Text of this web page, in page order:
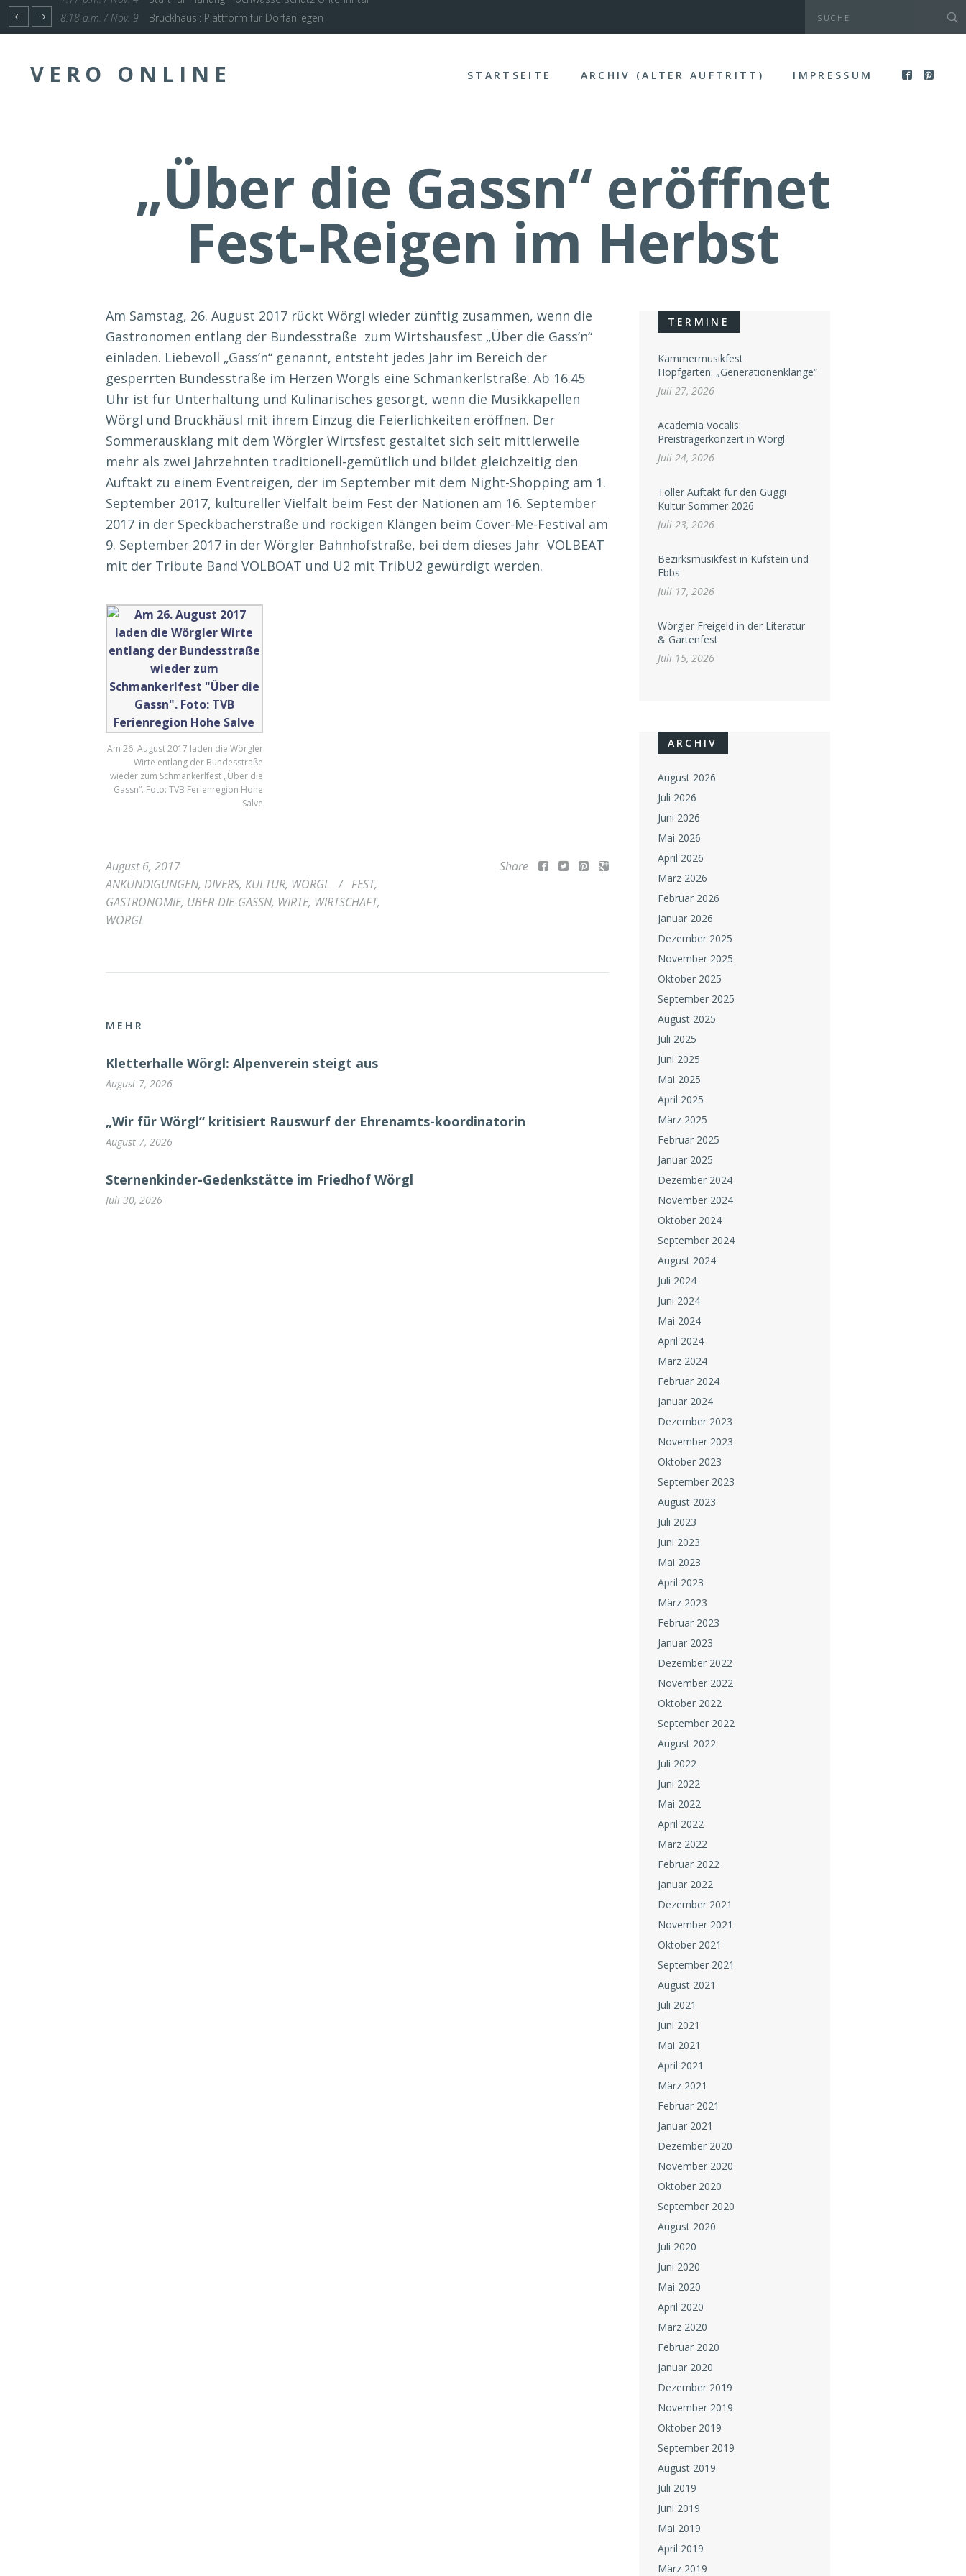
1:17 p.m. / Nov. 4 Start für Planung Hochwasserschutz Unterinntal
VERO ONLINE STARTSEITE ARCHIV (ALTER AUFTRITT) IMPRESSUM
„Über die Gassn“ eröffnet
Fest-Reigen im Herbst
Am Samstag, 26. August 2017 rückt Wörgl wieder zünftig zusammen, wenn die
Gastronomen entlang der Bundesstraße zum Wirtshausfest „Über die Gass’n“
einladen. Liebevoll „Gass’n“ genannt, entsteht jedes Jahr im Bereich der
gesperrten Bundesstraße im Herzen Wörgls eine Schmankerlstraße. Ab 16.45
Uhr ist für Unterhaltung und Kulinarisches gesorgt, wenn die Musikkapellen
Wörgl und Bruckhäusl mit ihrem Einzug die Feierlichkeiten eröffnen. Der
Sommerausklang mit dem Wörgler Wirtsfest gestaltet sich seit mittlerweile
mehr als zwei Jahrzehnten traditionell-gemütlich und bildet gleichzeitig den
Auftakt zu einem Eventreigen, der im September mit dem Night-Shopping am 1.
September 2017, kultureller Vielfalt beim Fest der Nationen am 16. September
2017 in der Speckbacherstraße und rockigen Klängen beim Cover-Me-Festival am
9. September 2017 in der Wörgler Bahnhofstraße, bei dem dieses Jahr VOLBEAT
mit der Tribute Band VOLBOAT und U2 mit TribU2 gewürdigt werden.
Am 26. August 2017 laden die Wörgler
Wirte entlang der Bundesstraße
wieder zum Schmankerlfest „Über die
Gassn“. Foto: TVB Ferienregion Hohe
Salve
August 6, 2017
ANKÜNDIGUNGEN, DIVERS, KULTUR, WÖRGL / FEST,
GASTRONOMIE, ÜBER-DIE-GASSN, WIRTE, WIRTSCHAFT,
WÖRGL
Share
MEHR
Kletterhalle Wörgl: Alpenverein steigt aus
August 7, 2026
„Wir für Wörgl“ kritisiert Rauswurf der Ehrenamts-koordinatorin
August 7, 2026
Sternenkinder-Gedenkstätte im Friedhof Wörgl
Juli 30, 2026
TERMINE
Kammermusikfest
Hopfgarten: „Generationenklänge“
Juli 27, 2026
Academia Vocalis:
Preisträgerkonzert in Wörgl
Juli 24, 2026
Toller Auftakt für den Guggi
Kultur Sommer 2026
Juli 23, 2026
Bezirksmusikfest in Kufstein und
Ebbs
Juli 17, 2026
Wörgler Freigeld in der Literatur
& Gartenfest
Juli 15, 2026
ARCHIV
August 2026
Juli 2026
Juni 2026
Mai 2026
April 2026
März 2026
Februar 2026
Januar 2026
Dezember 2025
November 2025
Oktober 2025
September 2025
August 2025
Juli 2025
Juni 2025
Mai 2025
April 2025
März 2025
Februar 2025
Januar 2025
Dezember 2024
November 2024
Oktober 2024
September 2024
August 2024
Juli 2024
Juni 2024
Mai 2024
April 2024
März 2024
Februar 2024
Januar 2024
Dezember 2023
November 2023
Oktober 2023
September 2023
August 2023
Juli 2023
Juni 2023
Mai 2023
April 2023
März 2023
Februar 2023
Januar 2023
Dezember 2022
November 2022
Oktober 2022
September 2022
August 2022
Juli 2022
Juni 2022
Mai 2022
April 2022
März 2022
Februar 2022
Januar 2022
Dezember 2021
November 2021
Oktober 2021
September 2021
August 2021
Juli 2021
Juni 2021
Mai 2021
April 2021
März 2021
Februar 2021
Januar 2021
Dezember 2020
November 2020
Oktober 2020
September 2020
August 2020
Juli 2020
Juni 2020
Mai 2020
April 2020
März 2020
Februar 2020
Januar 2020
Dezember 2019
November 2019
Oktober 2019
September 2019
August 2019
Juli 2019
Juni 2019
Mai 2019
April 2019
März 2019